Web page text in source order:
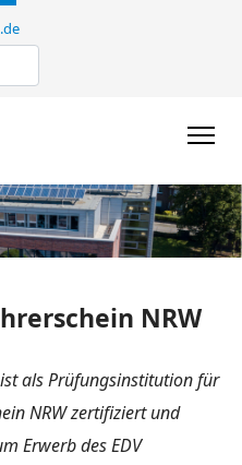
NRW
als Prüfungsinstitution für
NRW zertifiziert und
Erwerb des EDV